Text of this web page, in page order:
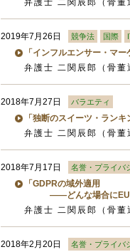
弁護士 二関辰郎（骨
2019年7月26日 競争法 国際
「インフルエンサー・マー
弁護士 二関辰郎（骨
2018年7月27日 バラエティ
「独断のスイーツ・ラン
弁護士 二関辰郎（骨
2018年7月17日 名誉・プライバ
「GDPRの域外適用
――どんな場合にEUに
弁護士 二関辰郎（骨
2018年2月20日 名誉・プライバ